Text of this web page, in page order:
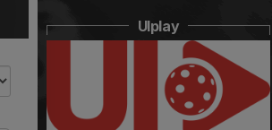
UIplay